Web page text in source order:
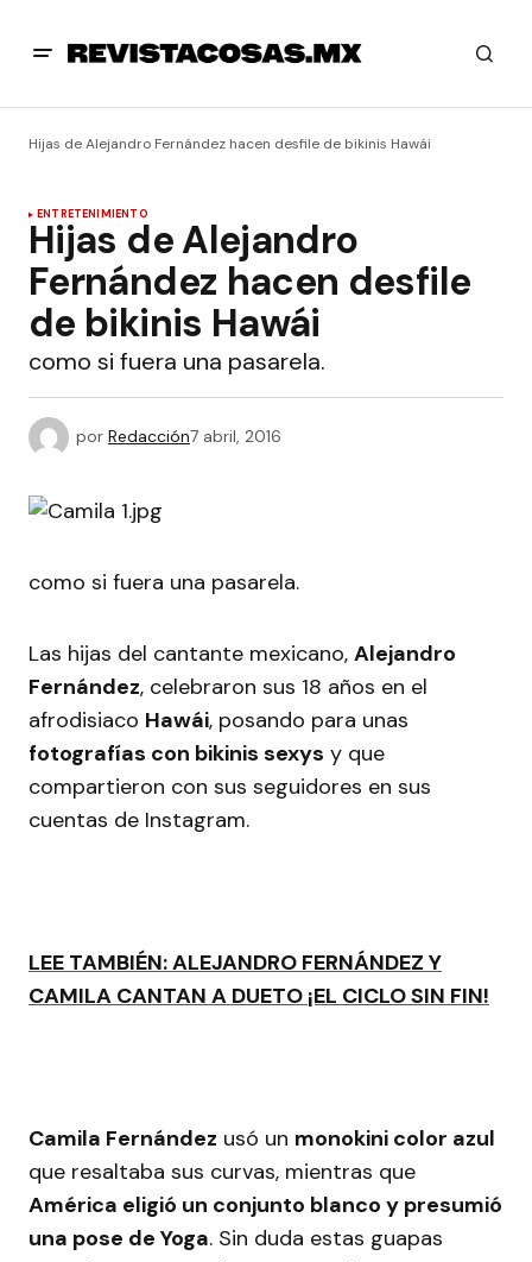
Hijas de Alejandro Fernández hacen desfile de bikinis Hawái
ENTRETENIMIENTO
Hijas de Alejandro
Fernández hacen desfile
de bikinis Hawái
como si fuera una pasarela.
por Redacción7 abril, 2016
como si fuera una pasarela.
Las hijas del cantante mexicano, Alejandro
Fernández, celebraron sus 18 años en el
afrodisiaco Hawái, posando para unas
fotografías con bikinis sexys y que
compartieron con sus seguidores en sus
cuentas de Instagram.
LEE TAMBIÉN: ALEJANDRO FERNÁNDEZ Y
CAMILA CANTAN A DUETO ¡EL CICLO SIN FIN!
Camila Fernández usó un monokini color azul
que resaltaba sus curvas, mientras que
América eligió un conjunto blanco y presumió
una pose de Yoga. Sin duda estas guapas